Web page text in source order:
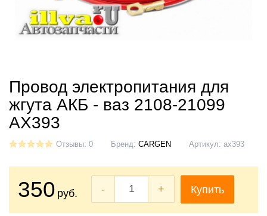
Провод электропитания для
жгута АКБ - ваз 2108-21099
AX393
Отзывы: 0 Бренд: CARGEN Артикул: ax393
350 руб. - + Купить